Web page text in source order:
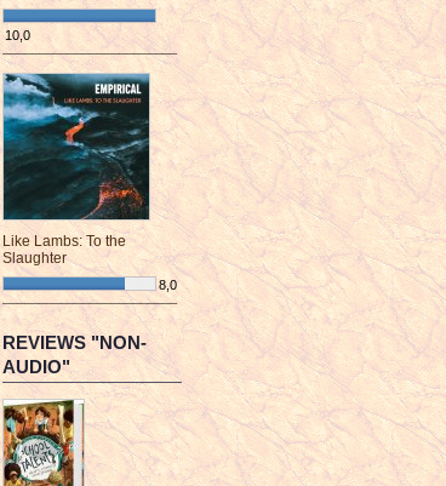
10,0
¯¯¯¯¯¯¯¯¯¯¯¯¯¯¯¯¯¯¯¯¯¯¯¯
Like Lambs: To the
Slaughter
8,0
¯¯¯¯¯¯¯¯¯¯¯¯¯¯¯¯¯¯¯¯¯¯¯¯
REVIEWS "NON-
AUDIO"